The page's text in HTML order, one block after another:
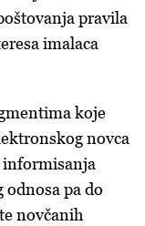
pravila
imalaca
koje
novca
informisanja
pa do
novčanih